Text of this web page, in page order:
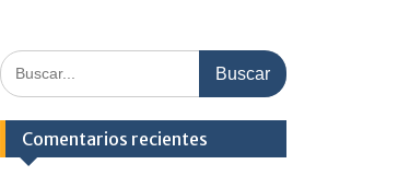
Buscar:
Comentarios recientes